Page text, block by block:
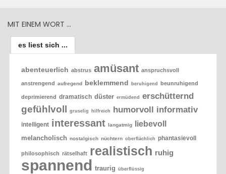
MIT EINEM WORT …
es liest sich ...
abenteuerlich abstrus amüsant anspruchsvoll
anstrengend aufregend beklemmend beruhigend beunruhigend
deprimierend dramatisch düster ermüdend erschütternd
gefühlvoll gruselig hilfreich humorvoll informativ
intelligent interessant langatmig liebevoll
melancholisch nostalgisch nüchtern oberflächlich phantasievoll
philosophisch rätselhaft realistisch ruhig
spannend traurig überflüssig